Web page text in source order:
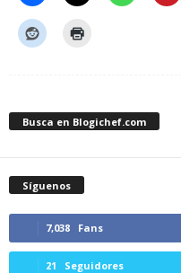
Busca en Blogichef.com
Síguenos
7,038 Fans
21 Seguidores